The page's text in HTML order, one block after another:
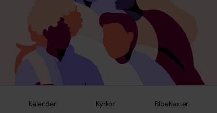
Kalender Kyrkor Bibeltexter